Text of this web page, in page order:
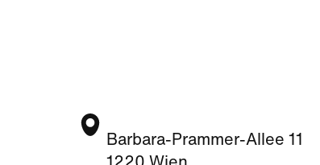
Barbara-Prammer-Allee 11